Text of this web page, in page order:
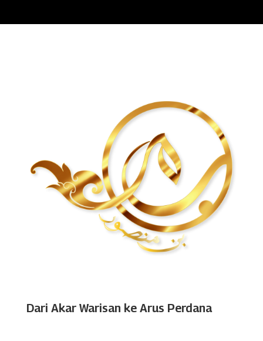
Dari Akar Warisan ke Arus Perdana